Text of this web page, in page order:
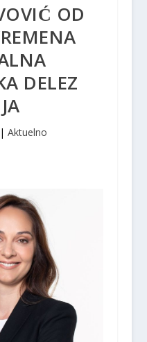
OD
DELEZ
| Aktuelno